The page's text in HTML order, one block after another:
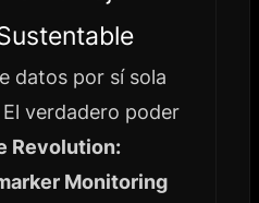
datos por sí sola
verdadero poder
Revolution:
Monitoring